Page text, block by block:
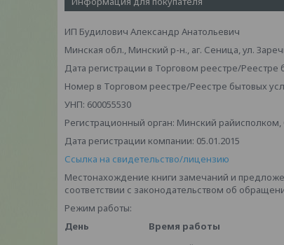
ИП Будилович Александр Анатольевич
Минская обл., Минский р-н., аг. Сеница, ул.
Дата регистрации в Торговом реестре/Реестре
Номер в Торговом реестре/Реестре бытовых
УНП: 600055530
Регистрационный орган: Минский райисполком,
Дата регистрации компании: 05.01.2015
Ссылка на свидетельство/лицензию
Местонахождение книги замечаний и
соответствии с законодательством об
Режим работы:
День
Время работы